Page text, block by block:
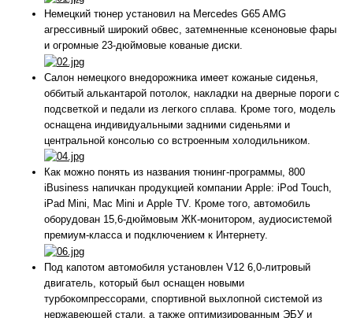
Немецкий тюнер установил на Mercedes G65 AMG
агрессивный широкий обвес, затемненные ксеноновые фары
и огромные 23-дюймовые кованые диски.
Салон немецкого внедорожника имеет кожаные сиденья,
оббитый алькантарой потолок, накладки на дверные пороги с
подсветкой и педали из легкого сплава. Кроме того, модель
оснащена индивидуальными задними сиденьями и
центральной консолью со встроенным холодильником.
Как можно понять из названия тюнинг-программы, 800
iBusiness напичкан продукцией компании Apple: iPod Touch,
iPad Mini, Mac Mini и Apple TV. Кроме того, автомобиль
оборудован 15,6-дюймовым ЖК-монитором, аудиосистемой
премиум-класса и подключением к Интернету.
Под капотом автомобиля установлен V12 6,0-литровый
двигатель, который был оснащен новыми
турбокомпрессорами, спортивной выхлопной системой из
нержавеющей стали, а также оптимизированным ЭБУ и